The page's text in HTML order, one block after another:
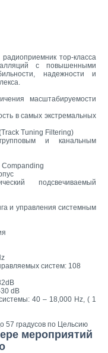
тор-класса
с повышенными
надежности и
масштабируемости
в самых экстремальных
Tuning Filtering)
и канальным
Companding
подсвечиваемый
и управления системным
систем: 108
dB
40 – 18,000 Hz, ( 1
57 градусов по Цельсию
мероприятий